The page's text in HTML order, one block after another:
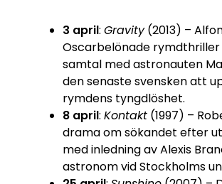
3 april: Gravity(2013) –
Oscarbelönade
samtal med astronauten
den senaste svensken att
rymdens tyngdlöshet.
8 april: Kontakt(1997) –
drama om sökandet efter
med inledning av Alexis
astronom vid Stockholms